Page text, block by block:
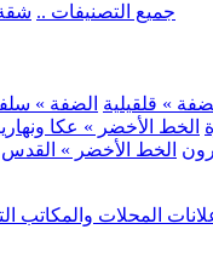
.. جميع التصنيفات ..
» قلقيلية الضفة »
الخط الأخضر » عكا
الخط الأخضر » القدس
المحلات والمكاتب